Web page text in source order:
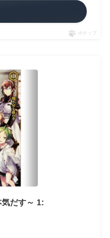
ポチップ
だす～ 1: